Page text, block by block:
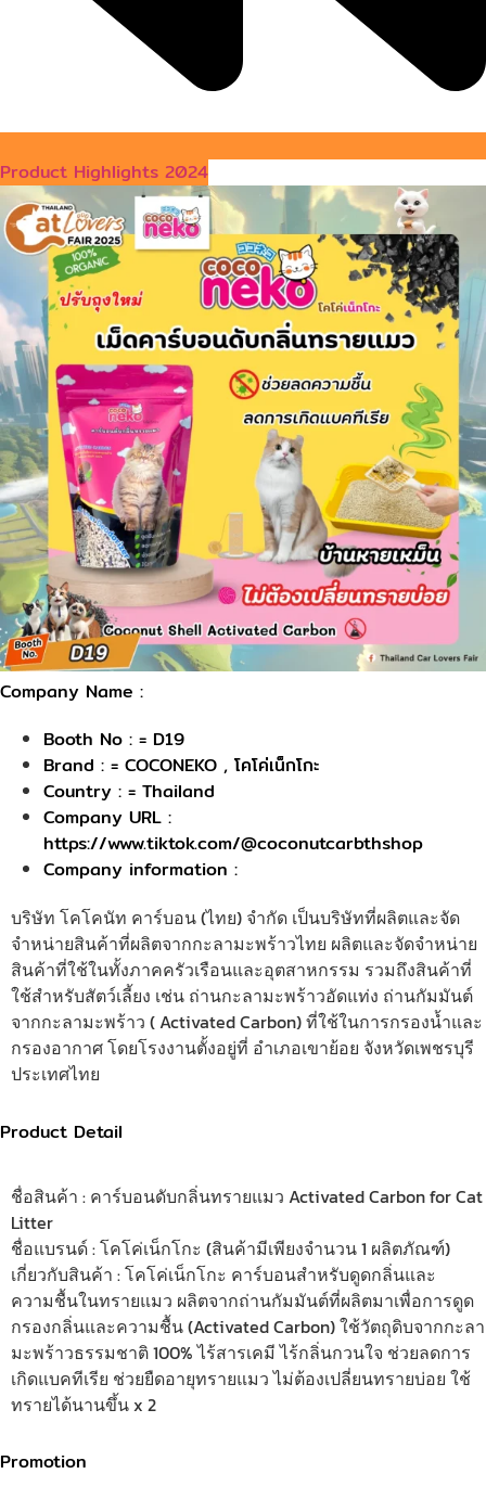
Product Highlights 2024
Company Name :
Booth No : = D19
Brand : = COCONEKO , โคโค่เน็กโกะ
Country : = Thailand
Company URL :
https://www.tiktok.com/@coconutcarbthshop
Company information :
บริษัท โคโคนัท คาร์บอน (ไทย) จำกัด เป็นบริษัทที่ผลิตและจัด
จำหน่ายสินค้าที่ผลิตจากกะลามะพร้าวไทย ผลิตและจัดจำหน่าย
สินค้าที่ใช้ในทั้งภาคครัวเรือนและอุตสาหกรรม รวมถึงสินค้าที่
ใช้สำหรับสัตว์เลี้ยง เช่น ถ่านกะลามะพร้าวอัดแท่ง ถ่านกัมมันต์
จากกะลามะพร้าว ( Activated Carbon) ที่ใช้ในการกรองน้ำและ
กรองอากาศ โดยโรงงานตั้งอยู่ที่ อำเภอเขาย้อย จังหวัดเพชรบุรี
ประเทศไทย
Product Detail
ชื่อสินค้า : คาร์บอนดับกลิ่นทรายแมว Activated Carbon for Cat
Litter
ชื่อแบรนด์ : โคโค่เน็กโกะ (สินค้ามีเพียงจำนวน 1 ผลิตภัณฑ์)
เกี่ยวกับสินค้า : โคโค่เน็กโกะ คาร์บอนสำหรับดูดกลิ่นและ
ความชื้นในทรายแมว ผลิตจากถ่านกัมมันต์ที่ผลิตมาเพื่อการดูด
กรองกลิ่นและความชื้น (Activated Carbon) ใช้วัตถุดิบจากกะลา
มะพร้าวธรรมชาติ 100% ไร้สารเคมี ไร้กลิ่นกวนใจ ช่วยลดการ
เกิดแบคทีเรีย ช่วยยืดอายุทรายแมว ไม่ต้องเปลี่ยนทรายบ่อย ใช้
ทรายได้นานขึ้น x 2
Promotion